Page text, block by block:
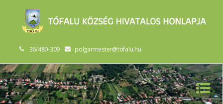
36/480-309 polgarmester@tofalu.hu